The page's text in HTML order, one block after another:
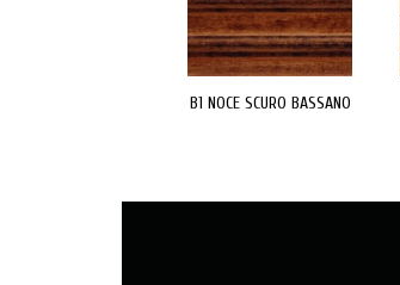
B1 NOCE SCURO BASSANO